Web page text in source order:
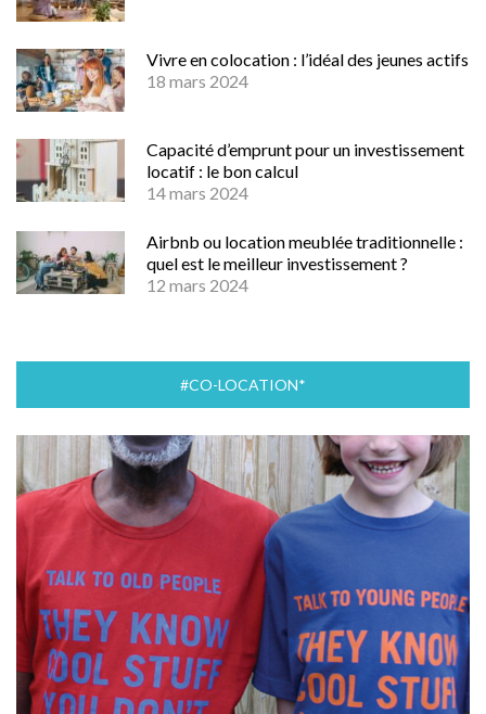
Vivre en colocation : l’idéal des jeunes actifs
18 mars 2024
Capacité d’emprunt pour un investissement
locatif : le bon calcul
14 mars 2024
Airbnb ou location meublée traditionnelle :
quel est le meilleur investissement ?
12 mars 2024
#CO-LOCATION*